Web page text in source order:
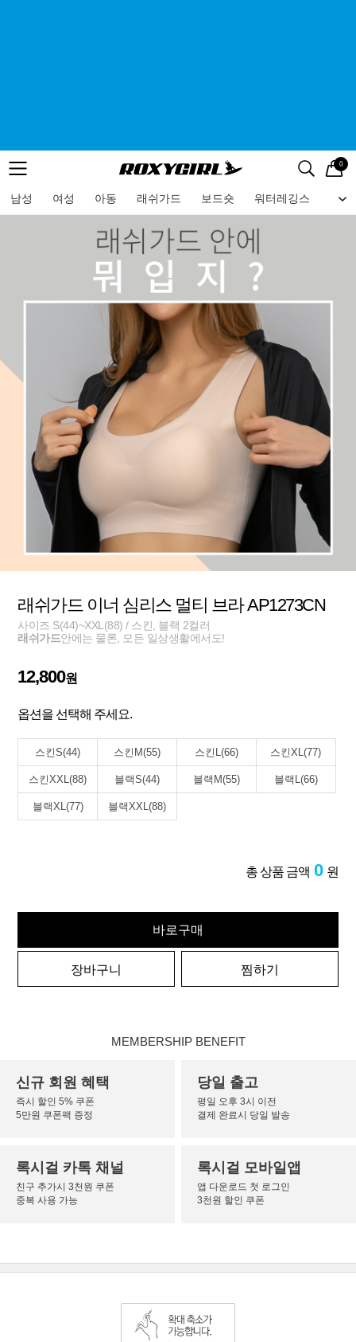
메뉴 검색
로고 0
남성 여성 아동 래쉬가드 보드숏 워터레깅스 비
메뉴
래쉬가드 이너 심리스 멀티 브라 AP1273CN
사이즈 S(44)~XXL(88) / 스킨, 블랙 2컬러
래쉬가드안에는 물론, 모든 일상생활에서도!
12,800원
옵션을 선택해 주세요.
스킨S(44) 스킨M(55) 스킨L(66) 스킨XL(77)
스킨XXL(88) 블랙S(44) 블랙M(55) 블랙L(66)
블랙XL(77) 블랙XXL(88)
총 상품 금액 0 원
바로구매
장바구니 찜하기
MEMBERSHIP BENEFIT
신규 회원 혜택
즉시 할인 5% 쿠폰
5만원 쿠폰팩 증정
당일 출고
평일 오후 3시 이전
결제 완료시 당일 발송
록시걸 카톡 채널
친구 추가시 3천원 쿠폰
중복 사용 가능
록시걸 모바일앱
앱 다운로드 첫 로그인
3천원 할인 쿠폰